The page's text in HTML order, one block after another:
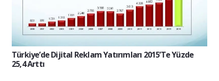
Türkiye’de Dijital Reklam Yatırımları 2015’te Yüzde
25,4 Arttı